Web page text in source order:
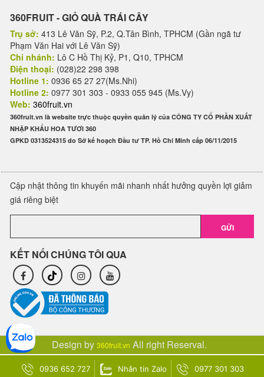
360FRUIT - GIỎ QUÀ TRÁI CÂY
Trụ sở: 413 Lê Văn Sỹ, P.2, Q.Tân Bình, TPHCM (Gần ngã tư
Phạm Văn Hai với Lê Văn Sỹ)
Chi nhánh: Lô C Hồ Thị Kỷ, P1, Q10, TPHCM
Điện thoại: (028)22 298 398
Hotline 1: 0936 65 27 27(Ms.Nhi)
Hotline 2: 0977 301 303 - 0933 055 945 (Ms.Vy)
Web: 360fruit.vn
360fruit.vn là website trực thuộc quyền quản lý của CÔNG TY CỔ PHẦN XUẤT
NHẬP KHẨU HOA TƯƠI 360
GPKD 0313524315 do Sở kế hoạch Đầu tư TP. Hồ Chí Minh cấp 06/11/2015
Cập nhật thông tin khuyến mãi nhanh nhất hưởng quyền lợi giảm
giá riêng biệt
GỬI
KẾT NỐI CHÚNG TÔI QUA
Design by 360fruit.vn All right Reserval.
0936 652 727 Nhắn tin Zalo 0977 301 303